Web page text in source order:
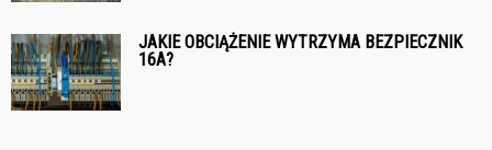
JAKIE OBCIĄŻENIE WYTRZYMA BEZPIECZNIK
16A?